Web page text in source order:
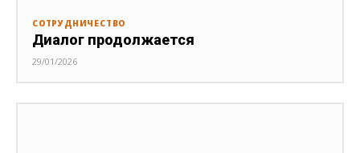
СОТРУДНИЧЕСТВО
Диалог продолжается
29/01/2026